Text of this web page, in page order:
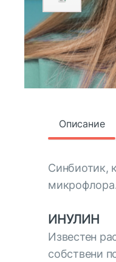
Описание
Синбиотик,
ИНУЛИН
Известен
собствени